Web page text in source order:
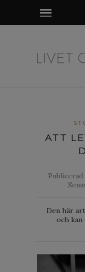
ATT
Den här
och